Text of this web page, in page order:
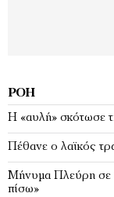
ΡΟΉ
Η «αυλή» σκότωσε
Πέθανε ο λαϊκός
Μήνυμα Πλεύρη σε
πίσω»